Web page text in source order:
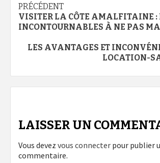
Navigation
d’article
PRÉCÉDENT
VISITER LA CÔTE AMALFITAINE :
INCONTOURNABLES À NE PAS
LES AVANTAGES ET
LOCATION-
LAISSER UN
Vous devez vous connecter pour publier
commentaire.